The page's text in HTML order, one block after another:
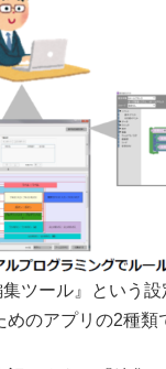
ツール』という
のアプリの2種類